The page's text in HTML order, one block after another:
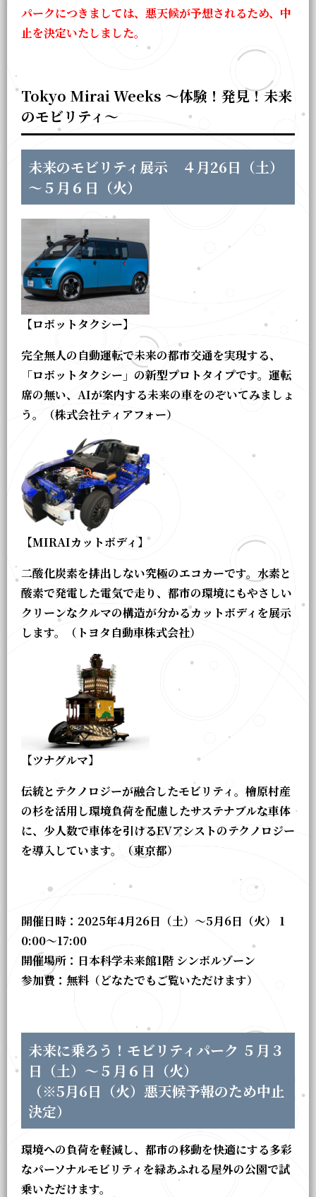
パークにつきましては、悪天候が予想されるため、中
止を決定いたしました。
Tokyo Mirai Weeks ～体験！発見！未来
のモビリティ～
未来のモビリティ展示 ４月26日（土）
～５月６日（火）
【ロボットタクシー】
完全無人の自動運転で未来の都市交通を実現する、
「ロボットタクシー」の新型プロトタイプです。運転
席の無い、AIが案内する未来の車をのぞいてみましょ
う。（株式会社ティアフォー）
【MIRAIカットボディ】
二酸化炭素を排出しない究極のエコカーです。水素と
酸素で発電した電気で走り、都市の環境にもやさしい
クリーンなクルマの構造が分かるカットボディを展示
します。（トヨタ自動車株式会社）
【ツナグルマ】
伝統とテクノロジーが融合したモビリティ。檜原村産
の杉を活用し環境負荷を配慮したサステナブルな車体
に、少人数で車体を引けるEVアシストのテクノロジー
を導入しています。（東京都）
開催日時：2025年4月26日（土）～5月6日（火） 1
0:00～17:00
開催場所：日本科学未来館1階 シンボルゾーン
参加費：無料（どなたでもご覧いただけます）
未来に乗ろう！モビリティパーク ５月３
日（土）～５月６日（火）
（※5月6日（火）悪天候予報のため中止
決定）
環境への負荷を軽減し、都市の移動を快適にする多彩
なパーソナルモビリティを緑あふれる屋外の公園で試
乗いただけます。